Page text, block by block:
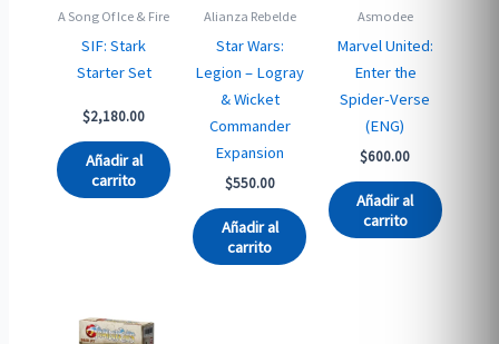
A Song Of Ice & Fire
SIF: Stark
Starter Set
$2,180.00
Añadir al
carrito
Alianza Rebelde
Star Wars:
Legion – Logray
& Wicket
Commander
Expansion
$550.00
Añadir al
carrito
Asmodee
Marvel United:
Enter the
Spider-Verse
(ENG)
$600.00
Añadir al
carrito